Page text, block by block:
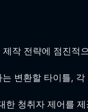
작 전략에 점진적
변환할 타이틀,
한 청취자 제어를